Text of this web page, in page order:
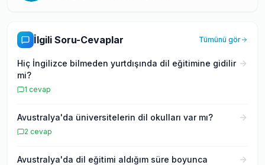
İlgili Soru-Cevaplar Tümünü gör
Hiç İngilizce bilmeden yurtdışında dil eğitimine gidilir
mi?
1 cevap
Avustralya'da üniversitelerin dil okulları var mı?
2 cevap
Avustralya'da dil eğitimi aldığım süre boyunca